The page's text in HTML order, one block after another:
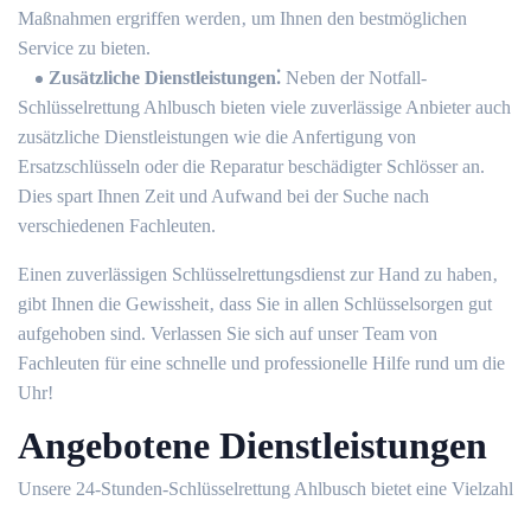
Maßnahmen ergriffen werden‚ um Ihnen den bestmöglichen
Service zu bieten.
Zusätzliche Dienstleistungen⁚ Neben der Notfall-
Schlüsselrettung Ahlbusch bieten viele zuverlässige Anbieter auch
zusätzliche Dienstleistungen wie die Anfertigung von
Ersatzschlüsseln oder die Reparatur beschädigter Schlösser an.​
Dies spart Ihnen Zeit und Aufwand bei der Suche nach
verschiedenen Fachleuten.​
Einen zuverlässigen Schlüsselrettungsdienst zur Hand zu haben‚
gibt Ihnen die Gewissheit‚ dass Sie in allen Schlüsselsorgen gut
aufgehoben sind.​ Verlassen Sie sich auf unser Team von
Fachleuten für eine schnelle und professionelle Hilfe rund um die
Uhr!​
Angebotene Dienstleistungen
Unsere 24-Stunden-Schlüsselrettung Ahlbusch bietet eine Vielzahl